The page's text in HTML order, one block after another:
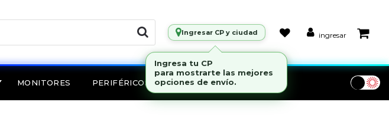
Ingresar CP y ciudad ingresar
MONITORES PERIFÉRICOS Marcas